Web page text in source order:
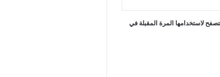
لاستخدامها المرة المقبلة في